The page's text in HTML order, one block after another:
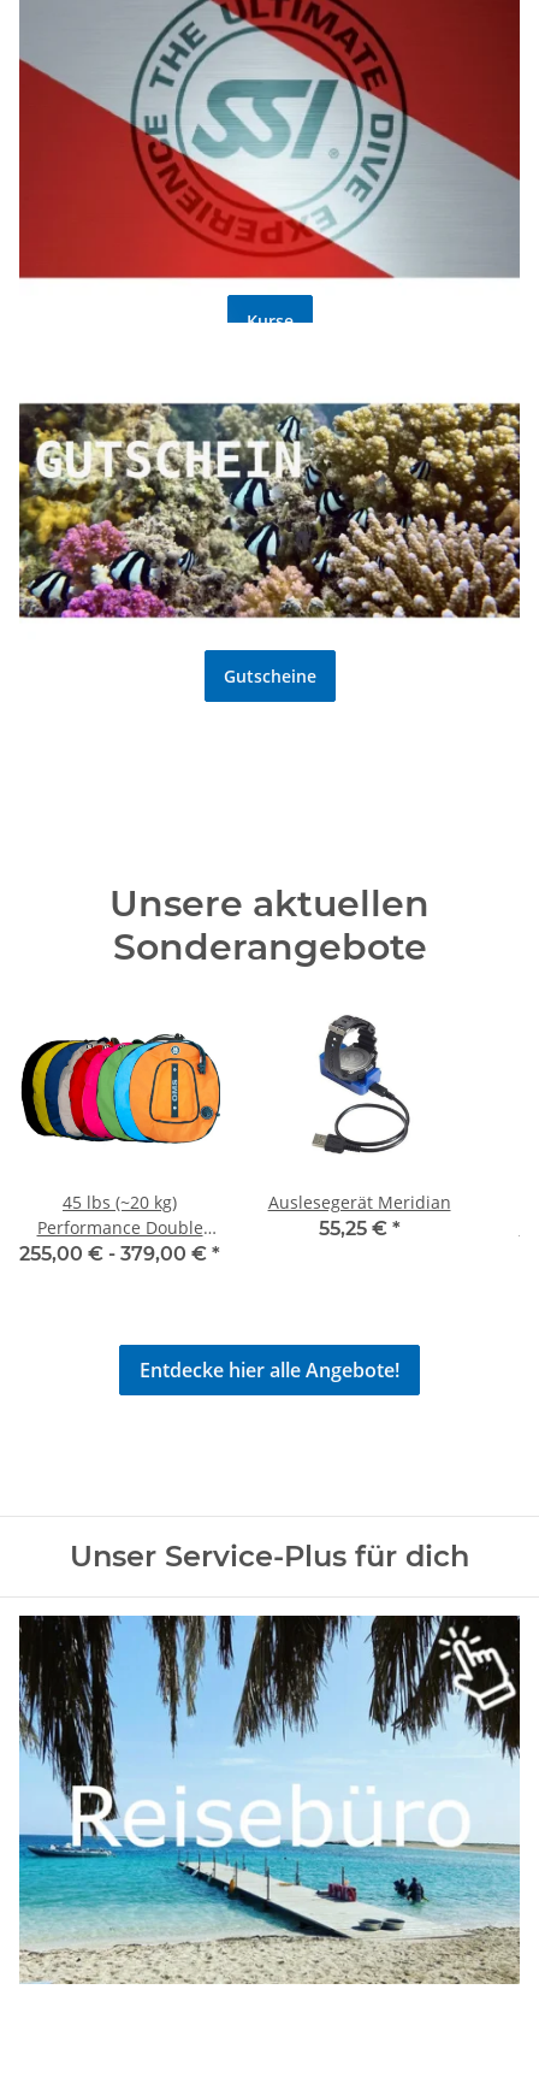
Kurse
Gutscheine
Unsere aktuellen
Sonderangebote
45 lbs (~20 kg)
Performance Double
Wing
255,00 € - 379,00 € *
Auslesegerät Meridian
55,25 € *
Entdecke hier alle Angebote!
Unser Service-Plus für dich
Bestellst du Atemregler bei uns, werden diese für dich vor
Versand montiert und geprüft.
Auch nach dem Kauf unterstützen wir dich gerne mit
unserem Know-How.
In unserer hauseigenen Werkstatt führen wir unter anderem
Revisionenund Checks aller gängigen Hersteller durch.
Batteriewechselfür deienn Tauchcomputer sind kein
Problem.
Bei deinemTrocki führen wir alles von Dichtigkeitstests,
Manschettenwechsel, bis hin zu Boot- oder
Reißverschlusswechsel durch.
Als Santi Service Center bei Santianzügen sogar unter deren
Garantiebestimmungen.